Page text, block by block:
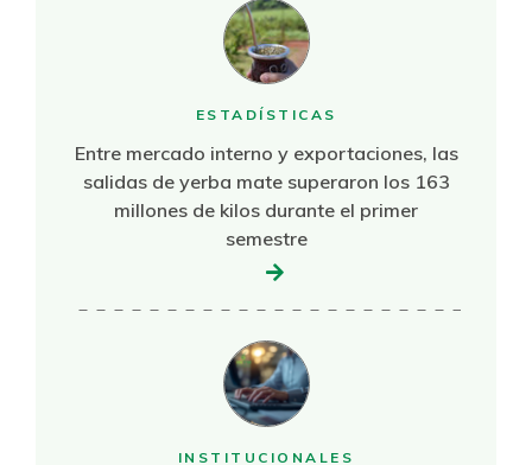
ESTADÍSTICAS
Entre mercado interno y exportaciones, las
salidas de yerba mate superaron los 163
millones de kilos durante el primer
semestre
INSTITUCIONALES